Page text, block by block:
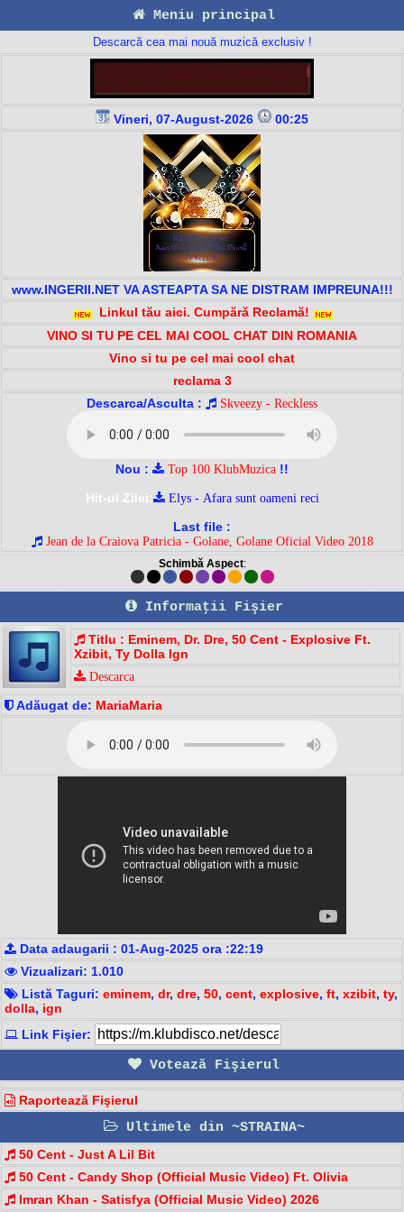
Meniu principal
Descarcă cea mai nouă muzică exclusiv !
Vineri, 07-August-2026 00:25
www.INGERII.NET VA ASTEAPTA SA NE DISTRAM IMPREUNA!!!
Linkul tău aici. Cumpără Reclamă!
VINO SI TU PE CEL MAI COOL CHAT DIN ROMANIA
Vino si tu pe cel mai cool chat
reclama 3
Descarca/Asculta :
Skveezy - Reckless
Nou : Top 100 KlubMuzica !!
Hit-ul Zilei:
Elys - Afara sunt oameni reci
Last file :
Jean de la Craiova Patricia - Golane, Golane Oficial Video 2018
Schimbă Aspect:
Informaţii Fişier
Titlu : Eminem, Dr. Dre, 50 Cent - Explosive Ft.
Xzibit, Ty Dolla Ign
Descarca
Adăugat de: MariaMaria
Data adaugarii : 01-Aug-2025 ora :22:19
Vizualizari: 1.010
Listă Taguri: eminem, dr, dre, 50, cent, explosive, ft, xzibit, ty,
dolla, ign
Link Fişier:
Votează Fişierul
Raportează Fişierul
Ultimele din ~STRAINA~
50 Cent - Just A Lil Bit
50 Cent - Candy Shop (Official Music Video) Ft. Olivia
Imran Khan - Satisfya (Official Music Video) 2026